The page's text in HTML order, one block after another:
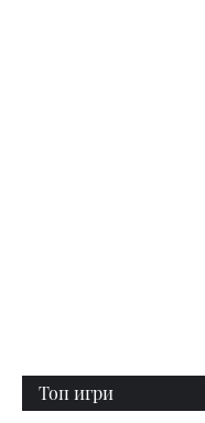
Топ игри